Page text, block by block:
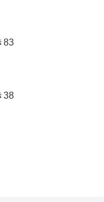
83
38